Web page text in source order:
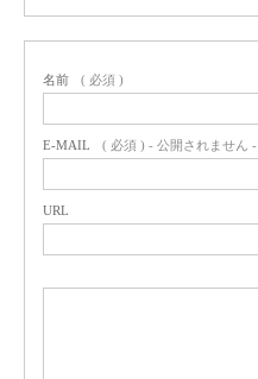
名前 ( 必須 )
E-MAIL ( 必須 ) - 公開されません -
URL